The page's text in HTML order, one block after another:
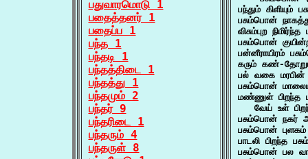
பதுவாரமொடு 1
பதைத்தனர் 1
பதைப்ப 1
பந்த 1
பந்தடி 1
பந்தத்திடை 1
பந்தத்து 1
பந்தமும் 2
பந்தர் 9
பந்தரிடை 1
பந்தரும் 4
பந்தருள் 8
பந்தும்
பசும்பொன்
விசும்புற
பசும்பொன்
பன்னீராயிரம்
கரும் கண்-
பல் வகை
பசும்பொன்
மண்ணுள் பிறந்த
வேய் உள்
பசும்பொன் நகர்
பசும்பொன்
பாடலி பிறந்த
பசும்பொன் பல